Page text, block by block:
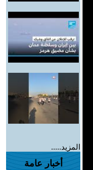
المزيد.....
أخبار عامة